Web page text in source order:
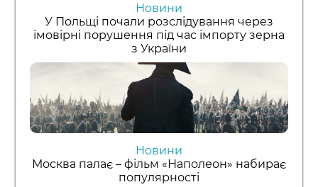
Новини
У Польщі почали розслідування через
імовірні порушення під час імпорту зерна
з України
Новини
Москва палає – фільм «Наполеон» набирає
популярності